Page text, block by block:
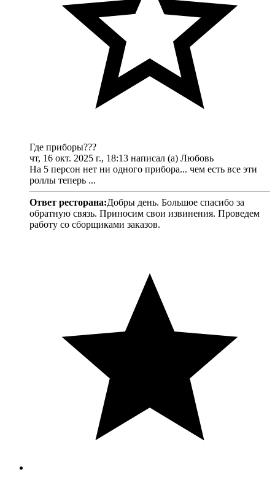
Где приборы???
чт, 16 окт. 2025 г., 18:13 написал (а) Любовь
На 5 персон нет ни одного прибора... чем есть все эти
роллы теперь ...
Ответ ресторана:Добры день. Большое спасибо за
обратную связь. Приносим свои извинения. Проведем
работу со сборщиками заказов.